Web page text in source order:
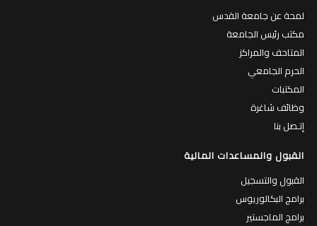
لمحة عن جامعة القدس
مكتب رئيس الجامعة
المتاحف والمراكز
الحرم الجامعي
المكتبات
وظائف شاغرة
إتـصل بنا
القبول والمساعدات المالية
القبول والتسجيل
برامج البكالوريوس
برامج الماجستير